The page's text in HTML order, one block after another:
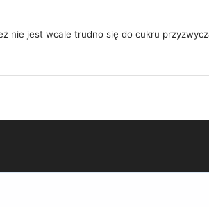
nie jest wcale trudno się do cukru